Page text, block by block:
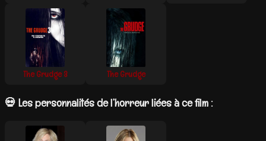
The Grudge 3 The Grudge
💀 Les personnalités de l’horreur liées à ce film :